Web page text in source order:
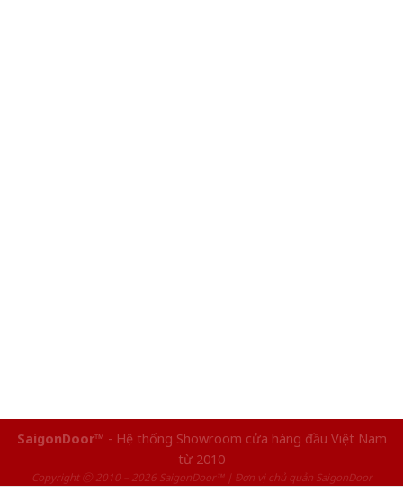
SaigonDoor™ - Hệ thống Showroom cửa hàng đầu Việt Nam
từ 2010
Copyright ⓒ 2010 – 2026 SaigonDoor™ | Đơn vị chủ quản SaigonDoor